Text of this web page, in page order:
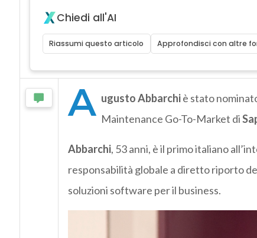
Chiedi all'AI
Riassumi questo articolo Approfondisci con altre
A ugusto Abbarchiè stato
Maintenance Go-To-Market di
Abbarchi, 53 anni, è il primo italiano
responsabilità globale a diretto riporto
soluzioni software per il business.